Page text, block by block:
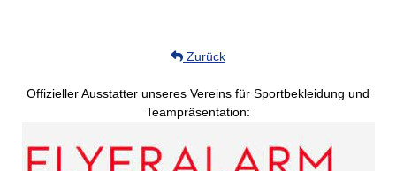
Zurück
Offizieller Ausstatter unseres Vereins für Sportbekleidung und
Teampräsentation: